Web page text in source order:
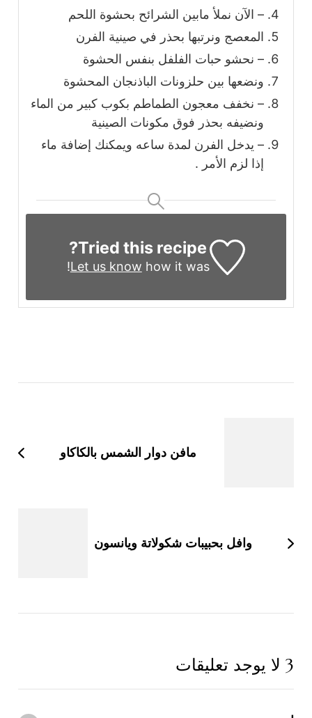
– الآن نملأ مابين الشرائح بحشوة اللحم
المعصج ونرتبها بحذر في صينية الفرن
– نحشو حبات الفلفل بنفس الحشوة
ونضعها بين حلزونات الباذنجان المحشوة
– نخفف معجون الطماطم بكوب كبير من الماء
ونضيفه بحذر فوق مكونات الصينية
– يدخل الفرن لمدة ساعه ويمكنك إضافة ماء
إذا لزم الأمر .
Tried this recipe?
Let us know how it was!
مافن دوار الشمس بالكاكاو
وافل بحبيبات شكولاتة ويانسون
3 لا يوجد تعليقات